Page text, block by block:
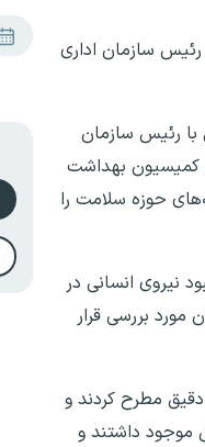
سازمان اداری
رئیس سازمان
کمیسیون بهداشت
حوزه سلامت را
نیروی انسانی در
بررسی قرار
مطرح کردند و
موجود داشتند و